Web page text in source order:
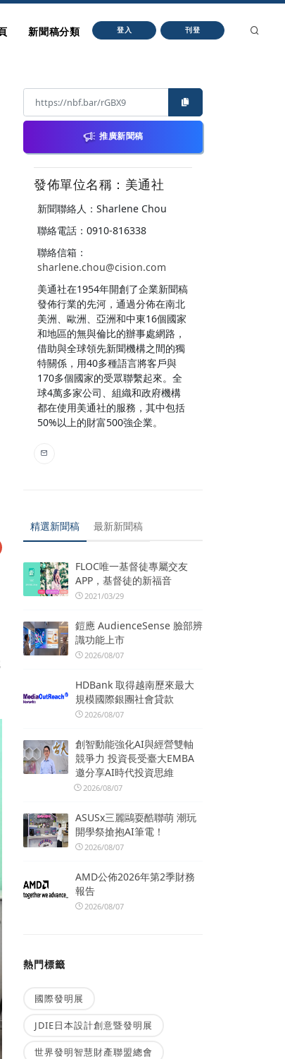
新聞稿分類 登入 刊登
推廣新聞稿
發佈單位名稱：美通社
新聞聯絡人：Sharlene Chou
聯絡電話：0910-816338
聯絡信箱：
sharlene.chou@cision.com
美通社在1954年開創了企業新聞稿
發佈行業的先河，通過分佈在南北
美洲、歐洲、亞洲和中東16個國家
和地區的無與倫比的辦事處網路，
借助與全球領先新聞機構之間的獨
特關係，用40多種語言將客戶與
170多個國家的受眾聯繫起來。全
球4萬多家公司、組織和政府機構
都在使用美通社的服務，其中包括
50%以上的財富500強企業。
精選新聞稿 最新新聞稿
FLOC唯一基督徒專屬交友
APP，基督徒的新福音
2021/03/29
鎧應 AudienceSense 臉部辨
識功能上市
2026/08/07
HDBank 取得越南歷來最大
規模國際銀團社會貸款
2026/08/07
創智動能強化AI與經營雙軸
競爭力 投資長受臺大EMBA
邀分享AI時代投資思維
2026/08/07
ASUSx三麗鷗耍酷聯萌 潮玩
開學祭搶抱AI筆電！
2026/08/07
AMD公佈2026年第2季財務
報告
2026/08/07
熱門標籤
國際發明展
JDIE日本設計創意暨發明展
世界發明智慧財產聯盟總會